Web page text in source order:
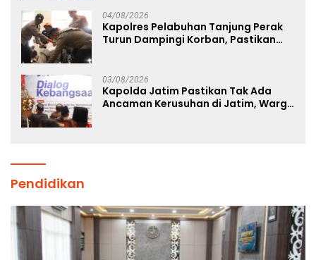
04/08/2026
Kapolres Pelabuhan Tanjung Perak
Turun Dampingi Korban, Pastikan
03/08/2026
Kapolda Jatim Pastikan Tak Ada
Ancaman Kerusuhan di Jatim, Warga
Pendidikan